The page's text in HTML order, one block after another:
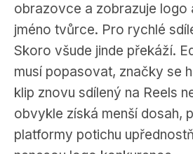
obrazovce a zobrazuje logo
jméno tvůrce. Pro rychlé
Skoro všude jinde překáží.
musí popasovat, značky se
klip znovu sdílený na Reels
obvykle získá menší dosah,
platformy potichu